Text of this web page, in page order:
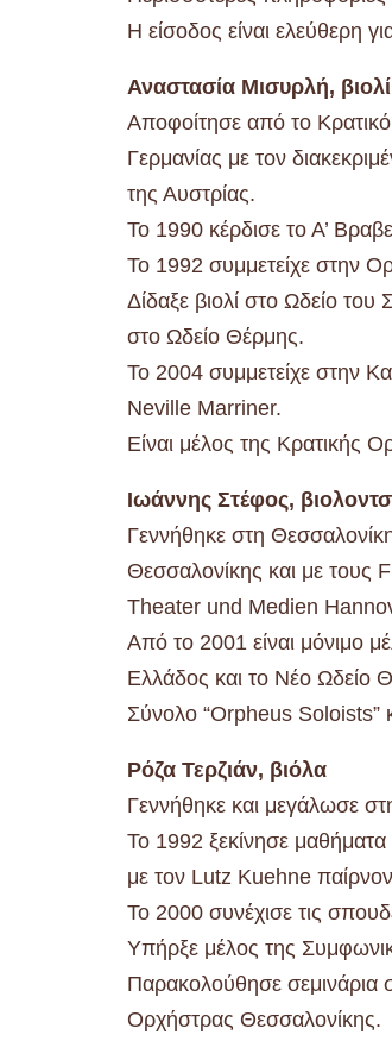
Η είσοδος είναι ελεύθερη
Αναστασία Μισυρλή, βιολί
Αποφοίτησε από το
Γερμανίας με τον
της Αυστρίας.
Το 1990 κέρδισε το Α’
Το 1992 συμμετείχε στην
Δίδαξε βιολί στο Ωδείο
στο Ωδείο Θέρμης.
Το 2004 συμμετείχε στην
Neville Marriner.
Είναι μέλος της Κρατικής
Ιωάννης Στέφος,
Γεννήθηκε στη
Θεσσαλονίκης και με
Theater und Medien
Από το 2001 είναι μόνιμο
Ελλάδος και το Νέο Ωδείο
Σύνολο “Orpheus Soloists”
Ρόζα Τερζιάν, βιόλα
Γεννήθηκε και μεγάλωσε
Το 1992 ξεκίνησε
με τον Lutz Kuehne
Το 2000 συνέχισε τις
Υπήρξε μέλος της
Παρακολούθησε σεμινάρια
Ορχήστρας Θεσσαλονίκης.